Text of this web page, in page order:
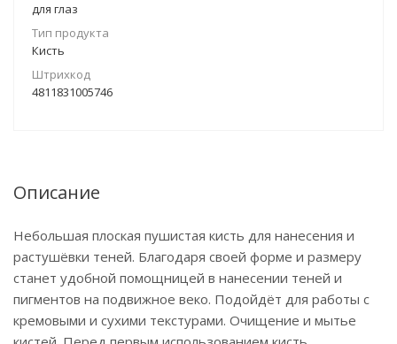
для глаз
Тип продукта
Кисть
Штрихкод
4811831005746
Описание
Небольшая плоская пушистая кисть для нанесения и
растушёвки теней. Благодаря своей форме и размеру
станет удобной помощницей в нанесении теней и
пигментов на подвижное веко. Подойдёт для работы с
кремовыми и сухими текстурами. Очищение и мытье